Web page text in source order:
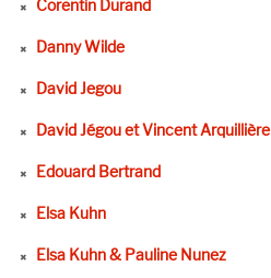
Corentin Durand
Danny Wilde
David Jegou
David Jégou et Vincent Arquillière
Edouard Bertrand
Elsa Kuhn
Elsa Kuhn & Pauline Nunez